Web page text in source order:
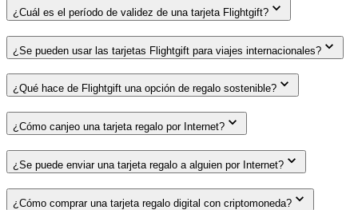
¿Cuál es el período de validez de una tarjeta Flightgift?
¿Se pueden usar las tarjetas Flightgift para viajes internacionales?
¿Qué hace de Flightgift una opción de regalo sostenible?
¿Cómo canjeo una tarjeta regalo por Internet?
¿Se puede enviar una tarjeta regalo a alguien por Internet?
¿Cómo comprar una tarjeta regalo digital con criptomoneda?